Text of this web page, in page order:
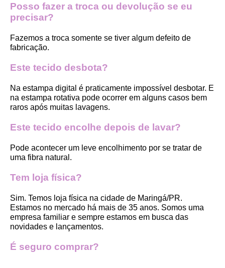
Posso fazer a troca ou devolução se eu
precisar?
Fazemos a troca somente se tiver algum defeito de
fabricação.
Este tecido desbota?
Na estampa digital é praticamente impossível desbotar. E
na estampa rotativa pode ocorrer em alguns casos bem
raros após muitas lavagens.
Este tecido encolhe depois de lavar?
Pode acontecer um leve encolhimento por se tratar de
uma fibra natural.
Tem loja física?
Sim. Temos loja física na cidade de Maringá/PR.
Estamos no mercado há mais de 35 anos. Somos uma
empresa familiar e sempre estamos em busca das
novidades e lançamentos.
É seguro comprar?